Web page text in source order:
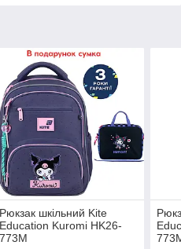
Рюкзак шкільний Kite
Education Kuromi HK26-
773M